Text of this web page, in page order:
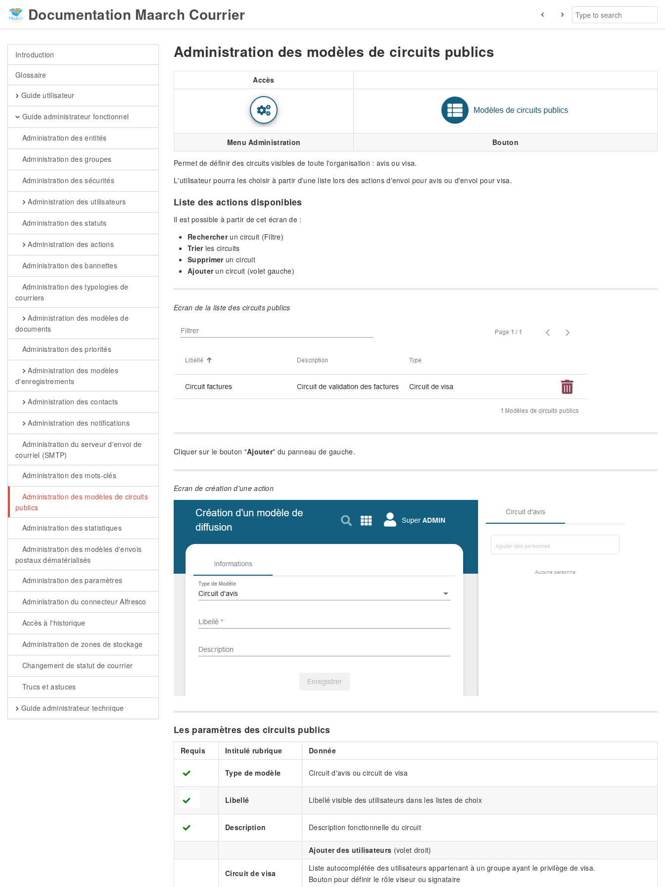
Documentation Maarch Courrier
Introduction
Glossaire
Guide utilisateur
Guide administrateur fonctionnel
Administration des entités
Administration des groupes
Administration des sécurités
Administration des utilisateurs
Administration des statuts
Administration des actions
Administration des bannettes
Administration des typologies de
courriers
Administration des modèles de
documents
Administration des priorités
Administration des modèles
d'enregistrements
Administration des contacts
Administration des notifications
Administration du serveur d'envoi de
courriel (SMTP)
Administration des mots-clés
Administration des modèles de circuits
publics
Administration des statistiques
Administration des modèles d'envois
postaux dématérialisés
Administration des paramètres
Administration du connecteur Alfresco
Accès à l'historique
Administration de zones de stockage
Changement de statut de courrier
Trucs et astuces
Guide administrateur technique
Administration des modèles de circuits publics
Accès
Menu Administration Bouton
Permet de définir des circuits visibles de toute l'organisation : avis ou visa.
L'utilisateur pourra les choisir à partir d'une liste lors des actions d'envoi pour avis ou d'envoi pour visa.
Liste des actions disponibles
Il est possible à partir de cet écran de :
Rechercherun circuit (Filtre)
Trierles circuits
Supprimerun circuit
Ajouterun circuit (volet gauche)
Ecran de la liste des circuits publics
Cliquer sur le bouton "Ajouter" du panneau de gauche.
Ecran de création d'une action
Les paramètres des circuits publics
Requis Intitulé rubrique Donnée
Type de modèle Circuit d'avis ou circuit de visa
Libellé Libellé visible des utilisateurs dans les listes de choix
Description Description fonctionnelle du circuit
Ajouter des utilisateurs (volet droit)
Circuit de visa
Liste autocomplétée des utilisateurs appartenant à un groupe ayant le privilège de visa.
Bouton pour définir le rôle viseur ou signataire